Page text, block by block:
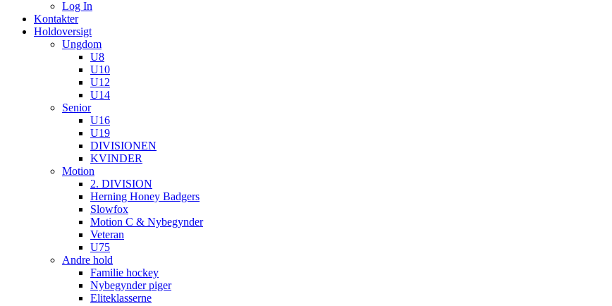
Log In
Kontakter
Holdoversigt
Ungdom
U8
U10
U12
U14
Senior
U16
U19
DIVISIONEN
KVINDER
Motion
2. DIVISION
Herning Honey Badgers
Slowfox
Motion C & Nybegynder
Veteran
U75
Andre hold
Familie hockey
Nybegynder piger
Eliteklasserne